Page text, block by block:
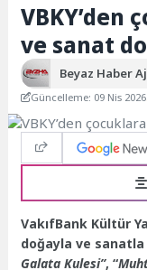
VBKY’den
ve sanat
Beyaz Haber
Güncelleme: 09 Nis 2026
VakıfBank Kültür
doğayla ve
Galata Kulesi”, “